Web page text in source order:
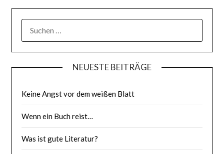
NACH:
NEUESTE BEITRÄGE
Keine Angst vor dem weißen Blatt
Wenn ein Buch reist…
Was ist gute Literatur?